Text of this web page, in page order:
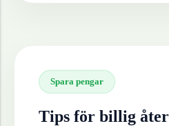
Spara pengar
Tips för billig